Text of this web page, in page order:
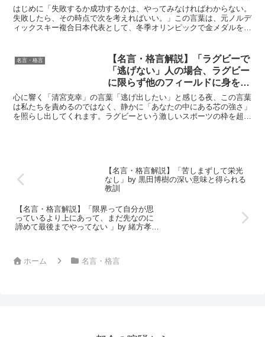
点で次を考えればいい。」by 荻
原 健司の深い意味と得られる教
訓
はじめに「失敗するか成功するかは、やってみなければわからない。
失敗したら、その時点で次を考えればいい。」この言葉は、元ノルデ
ィックスキー複合日本代表として、冬季オリンピックで金メダルを獲
名言・格言
【名言・格言解説】「ラグビーで
「逃げない」人の場合、ラグビー
に限らず他のフィールドに身を置
いた時も多分同じように「逃げな
い」のだと思います。もちろん成
功するには「逃げない」だけでは
い」ことが求められるのは同じで
はないでしょうか。」by 清宮克
幸の深い意味と得られる教訓
心に響く「清宮克幸」の言葉「逃げ出したい」と感じる夜、この言葉
は私たちを責めるのではなく、静かに「あなたの中にある芯の強さ」
を照らし出してくれます。ラグビーという激しいスポーツの枠を超
【名言・格言解説】「苦しまずして栄光
なし」by 黒田博樹の深い意味と得られる
教訓
【名言・格言解説】「限界って自分が思
っているより上にあって、まだ先なのに
諦めて最後までやってない 」by 緒方孝市
ホーム 名言・格言